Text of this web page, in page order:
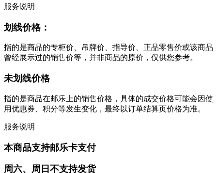
服务说明
划线价格：
指的是商品的专柜价、吊牌价、指导价、正品零售价或该商品
曾经展示过的销售价等，并非商品的原价，仅供您参考。
未划线价格
指的是商品在邮乐上的销售价格，具体的成交价格可能会因使
用优惠券、积分等发生变化，最终以订单结算页价格为准。
服务说明
本商品支持邮乐卡支付
周六、周日不支持发货